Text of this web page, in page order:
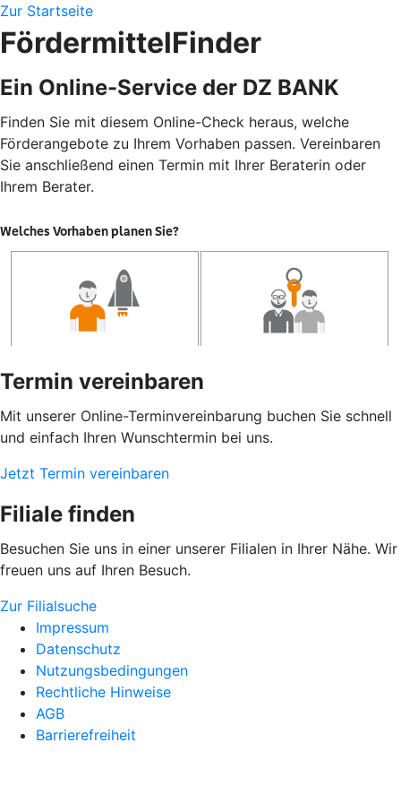
Zur Startseite
FördermittelFinder
Ein Online-Service der DZ BANK
Finden Sie mit diesem Online-Check heraus, welche
Förderangebote zu Ihrem Vorhaben passen. Vereinbaren
Sie anschließend einen Termin mit Ihrer Beraterin oder
Ihrem Berater.
Termin vereinbaren
Mit unserer Online-Terminvereinbarung buchen Sie schnell
und einfach Ihren Wunschtermin bei uns.
Jetzt Termin vereinbaren
Filiale finden
Besuchen Sie uns in einer unserer Filialen in Ihrer Nähe. Wir
freuen uns auf Ihren Besuch.
Zur Filialsuche
Impressum
Datenschutz
Nutzungsbedingungen
Rechtliche Hinweise
AGB
Barrierefreiheit